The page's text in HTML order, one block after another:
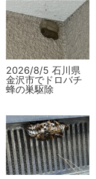
2026/8/5 石川県
金沢市でドロバチ
蜂の巣駆除